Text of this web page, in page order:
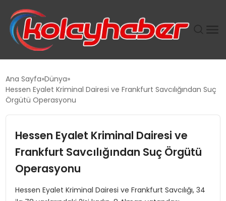
SUWEN’IN İSTIHDAM MODELI EKONOMIDE KADIN
TANYER YAPI ZEMIN MÜHENDISLIĞINDE HEDEF
BÜYÜTTÜ
TOROSLAR’DA PAZAR GERGİNLİĞİ!
Ana Sayfa Dünya
Hessen Eyalet Kriminal Dairesi ve Frankfurt Savcılığından Suç
Örgütü Operasyonu
Hessen Eyalet Kriminal Dairesi ve
Frankfurt Savcılığından Suç Örgütü
Operasyonu
Hessen Eyalet Kriminal Dairesi ve Frankfurt Savcılığı, 34